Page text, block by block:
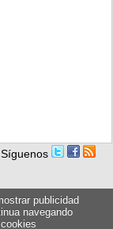
publicidad
navegando